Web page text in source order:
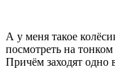
А у меня такое
посмотреть на тонком
Причём заходят одно